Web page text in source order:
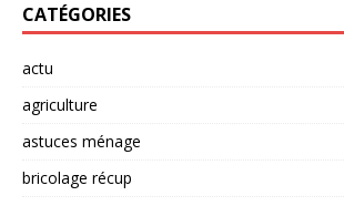
CATÉGORIES
actu
agriculture
astuces ménage
bricolage récup